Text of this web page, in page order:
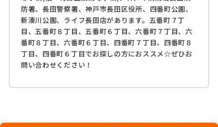
防署、長田警察署、神戸市長田区役所、四番町公園、
新湊川公園、ライフ長田店があります。五番町７丁
目、五番町８丁目、五番町６丁目、六番町７丁目、六
番町８丁目、六番町６丁目、四番町７丁目、四番町８
丁目、四番町６丁目でお探しの方におススメ☆ぜひお
問い合わせください！